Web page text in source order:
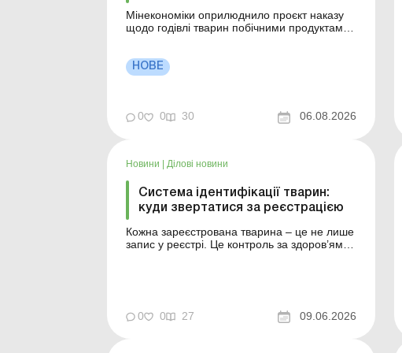
Мінекономіки оприлюднило проєкт наказу
щодо годівлі тварин побічними продуктами
для годівлі тварин Міністерство економіки
презентувало проєкт наказу, який
НОВЕ
0 0 30 06.08.2026
Новини | Ділові новини
Система ідентифікації тварин:
куди звертатися за реєстрацією
Кожна зареєстрована тварина – це не лише
запис у реєстрі. Це контроль за здоров’ям
без ...
0 0 27 09.06.2026